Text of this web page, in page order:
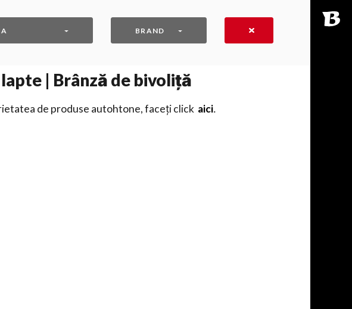
BRAND
| Brânză de bivoliță
de produse autohtone, faceți click aici․